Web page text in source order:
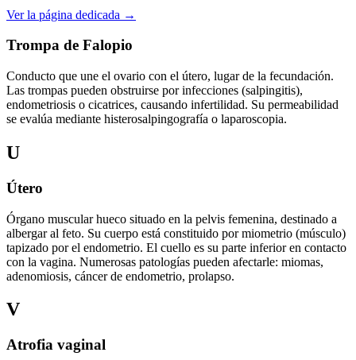
Ver la página dedicada →
Trompa de Falopio
Conducto que une el ovario con el útero, lugar de la fecundación.
Las trompas pueden obstruirse por infecciones (salpingitis),
endometriosis o cicatrices, causando infertilidad. Su permeabilidad
se evalúa mediante histerosalpingografía o laparoscopia.
U
Útero
Órgano muscular hueco situado en la pelvis femenina, destinado a
albergar al feto. Su cuerpo está constituido por miometrio (músculo)
tapizado por el endometrio. El cuello es su parte inferior en contacto
con la vagina. Numerosas patologías pueden afectarle: miomas,
adenomiosis, cáncer de endometrio, prolapso.
V
Atrofia vaginal